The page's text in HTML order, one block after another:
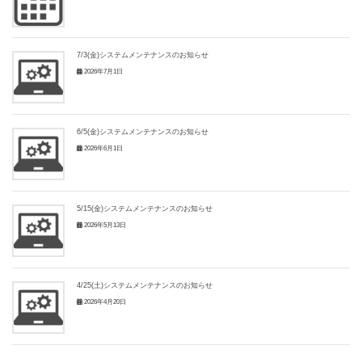
7/3(金)システムメンテナンスのお知らせ
2026年7月1日
6/5(金)システムメンテナンスのお知らせ
2026年6月1日
5/15(金)システムメンテナンスのお知らせ
2026年5月13日
4/25(土)システムメンテナンスのお知らせ
2026年4月20日